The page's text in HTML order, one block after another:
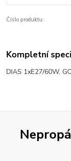
Číslo produktu:
Kompletní
DIAS 1xE27/60W,